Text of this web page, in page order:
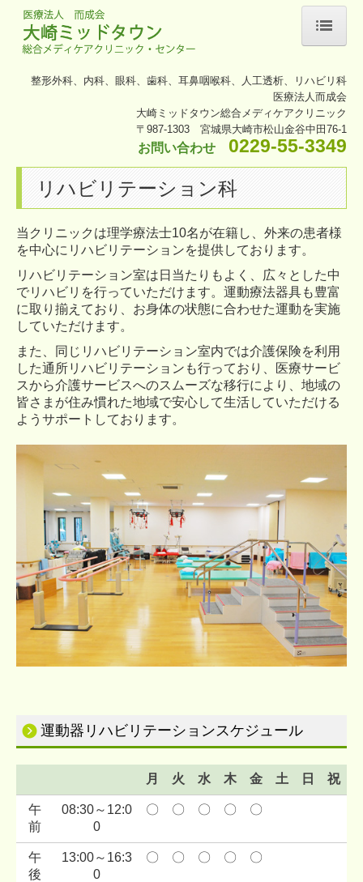
内科
眼科
耳鼻咽喉科
歯科
放射線科
リハビリテーション科
短時間通所リハ
サービス付高齢者向け住宅
交通アクセス
整形外科、内科、眼科、歯科、耳鼻咽喉科、人工透析、リハビリ科
医療法人而成会
大崎ミッドタウン総合メディケアクリニック
〒987-1303 宮城県大崎市松山金谷中田76-1
お問い合わせ 0229-55-3349
リハビリテーション科
当クリニックは理学療法士10名が在籍し、外来の患者様
を中心にリハビリテーションを提供しております。
リハビリテーション室は日当たりもよく、広々とした中
でリハビリを行っていただけます。運動療法器具も豊富
に取り揃えており、お身体の状態に合わせた運動を実施
していただけます。
また、同じリハビリテーション室内では介護保険を利用
した通所リハビリテーションも行っており、医療サービ
スから介護サービスへのスムーズな移行により、地域の
皆さまが住み慣れた地域で安心して生活していただける
ようサポートしております。
運動器リハビリテーション スケジュール
月 火 水 木 金 土 日 祝
午
前
08:30～12:0
0
〇 〇 〇 〇 〇
午
後
13:00～16:3
0
〇 〇 〇 〇 〇